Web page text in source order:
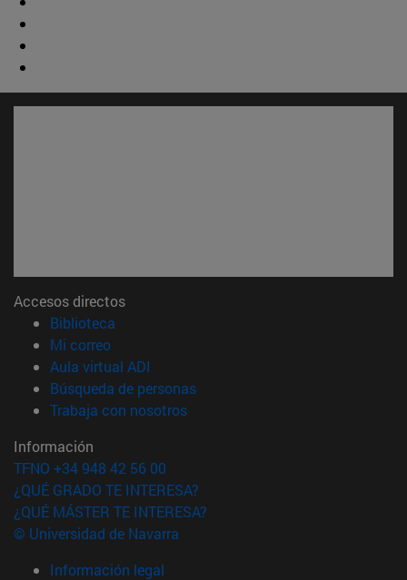
Accesos directos
Biblioteca
Mi correo(abre en nueva ventana)
Aula virtual ADI
Búsqueda de personas(abre en nueva ventana)
Trabaja con nosotros(abre en nueva ventana)
Información
TFNO +34 948 42 56 00
¿QUÉ GRADO TE INTERESA?
¿QUÉ MÁSTER TE INTERESA?
© Universidad de Navarra
Información legal